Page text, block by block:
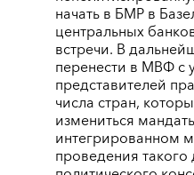
начать в БМР в
центральных
встречи. В
перенести в МВФ с
представителей
числа стран,
измениться
интегрированном
проведения